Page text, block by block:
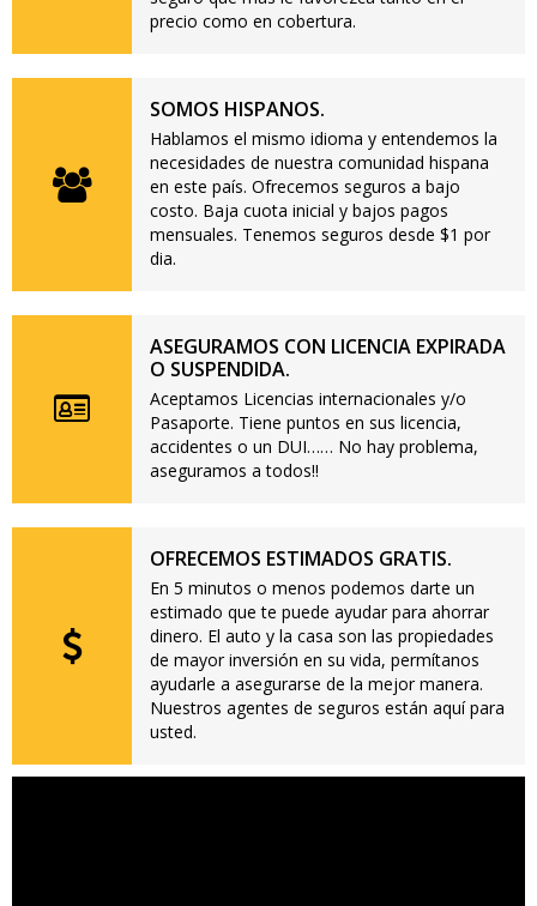
precio como en cobertura.
SOMOS HISPANOS.
Hablamos el mismo idioma y entendemos la
necesidades de nuestra comunidad hispana
en este país. Ofrecemos seguros a bajo
costo. Baja cuota inicial y bajos pagos
mensuales. Tenemos seguros desde $1 por
dia.
ASEGURAMOS CON LICENCIA EXPIRADA
O SUSPENDIDA.
Aceptamos Licencias internacionales y/o
Pasaporte. Tiene puntos en sus licencia,
accidentes o un DUI…… No hay problema,
aseguramos a todos!!
OFRECEMOS ESTIMADOS GRATIS.
En 5 minutos o menos podemos darte un
estimado que te puede ayudar para ahorrar
dinero. El auto y la casa son las propiedades
de mayor inversión en su vida, permítanos
ayudarle a asegurarse de la mejor manera.
Nuestros agentes de seguros están aquí para
usted.